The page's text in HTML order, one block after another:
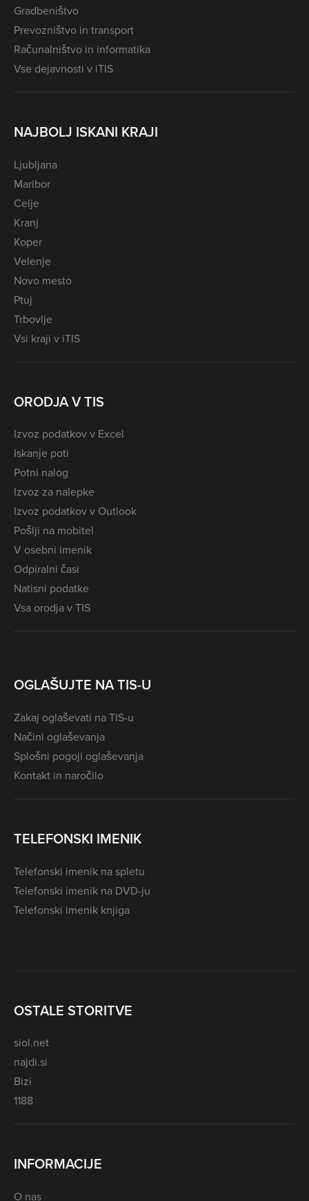
Gradbeništvo
Prevozništvo in transport
Računalništvo in informatika
Vse dejavnosti v iTIS
NAJBOLJ ISKANI KRAJI
Ljubljana
Maribor
Celje
Kranj
Koper
Velenje
Novo mesto
Ptuj
Trbovlje
Vsi kraji v iTIS
ORODJA V TIS
Izvoz podatkov v Excel
Iskanje poti
Potni nalog
Izvoz za nalepke
Izvoz podatkov v Outlook
Pošlji na mobitel
V osebni imenik
Odpiralni časi
Natisni podatke
Vsa orodja v TIS
OGLAŠUJTE NA TIS-U
Zakaj oglaševati na TIS-u
Načini oglaševanja
Splošni pogoji oglaševanja
Kontakt in naročilo
TELEFONSKI IMENIK
Telefonski imenik na spletu
Telefonski imenik na DVD-ju
Telefonski imenik knjiga
OSTALE STORITVE
siol.net
najdi.si
Bizi
1188
INFORMACIJE
O nas